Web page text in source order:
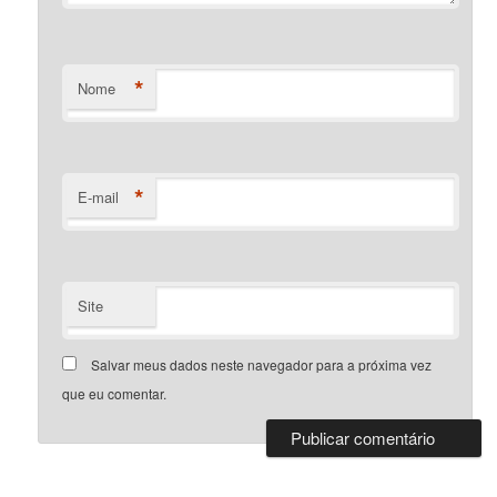
Nome *
E-mail *
Site
Salvar meus dados neste navegador para a próxima vez
que eu comentar.